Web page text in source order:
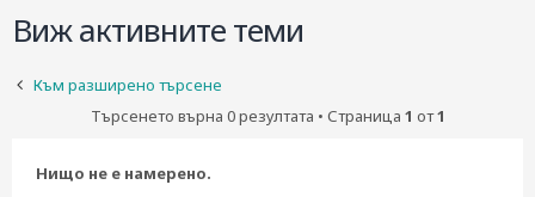
Виж активните теми
Към разширено търсене
Търсенето върна 0 резултата • Страница 1 от1
Нищо не е намерено.